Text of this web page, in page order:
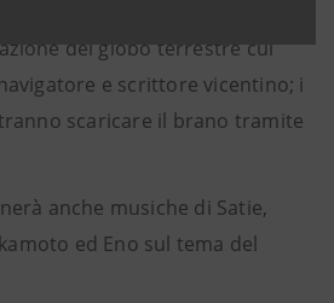
del globo terrestre cui
e scrittore vicentino; i
scaricare il brano tramite
anche musiche di Satie,
ed Eno sul tema del